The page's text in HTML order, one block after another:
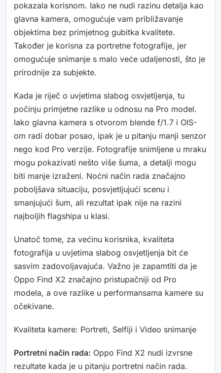
pokazala korisnom. Iako ne nudi razinu detalja kao
glavna kamera, omogućuje vam približavanje
objektima bez primjetnog gubitka kvalitete.
Također je korisna za portretne fotografije, jer
omogućuje snimanje s malo veće udaljenosti, što je
prirodnije za subjekte.
Kada je riječ o uvjetima slabog osvjetljenja, tu
počinju primjetne razlike u odnosu na Pro model.
Iako glavna kamera s otvorom blende f/1.7 i OIS-
om radi dobar posao, ipak je u pitanju manji senzor
nego kod Pro verzije. Fotografije snimljene u mraku
mogu pokazivati nešto više šuma, a detalji mogu
biti manje izraženi. Noćni način rada značajno
poboljšava situaciju, posvjetljujući scenu i
smanjujući šum, ali rezultat ipak nije na razini
najboljih flagshipa u klasi.
Unatoč tome, za većinu korisnika, kvaliteta
fotografija u uvjetima slabog osvjetljenja bit će
sasvim zadovoljavajuća. Važno je zapamtiti da je
Oppo Find X2 značajno pristupačniji od Pro
modela, a ove razlike u performansama kamere su
očekivane.
Kvaliteta kamere: Portreti, Selfiji i Video snimanje
Portretni način rada: Oppo Find X2 nudi izvrsne
rezultate kada je u pitanju portretni način rada.